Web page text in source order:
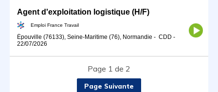
Agent d'exploitation logistique (H/F)
Emploi France Travail
Épouville (76133), Seine-Maritime (76), Normandie - CDD -
22/07/2026
Page 1 de 2
Page Suivante